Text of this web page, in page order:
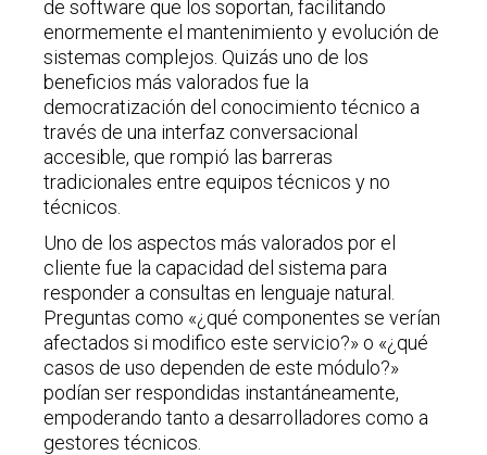
de software que los soportan, facilitando
enormemente el mantenimiento y evolución de
sistemas complejos. Quizás uno de los
beneficios más valorados fue la
democratización del conocimiento técnico a
través de una interfaz conversacional
accesible, que rompió las barreras
tradicionales entre equipos técnicos y no
técnicos.
Uno de los aspectos más valorados por el
cliente fue la capacidad del sistema para
responder a consultas en lenguaje natural.
Preguntas como «¿qué componentes se verían
afectados si modifico este servicio?» o «¿qué
casos de uso dependen de este módulo?»
podían ser respondidas instantáneamente,
empoderando tanto a desarrolladores como a
gestores técnicos.